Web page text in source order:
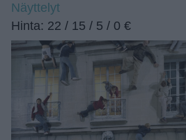
Näyttelyt
Hinta: 22 / 15 / 5 / 0 €